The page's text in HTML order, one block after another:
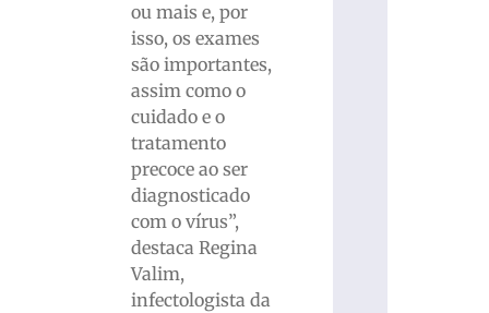
ou mais e, por
isso, os exames
são importantes,
assim como o
cuidado e o
tratamento
precoce ao ser
diagnosticado
com o vírus”,
destaca Regina
Valim,
infectologista da